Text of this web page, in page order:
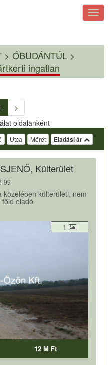
> ÓBUDÁNTÚL >
ingatlan
>
oldalanként
Utca Méret Eladási ár
Külterület
99
közelében külterületi, nem
eladó
1
12 M Ft